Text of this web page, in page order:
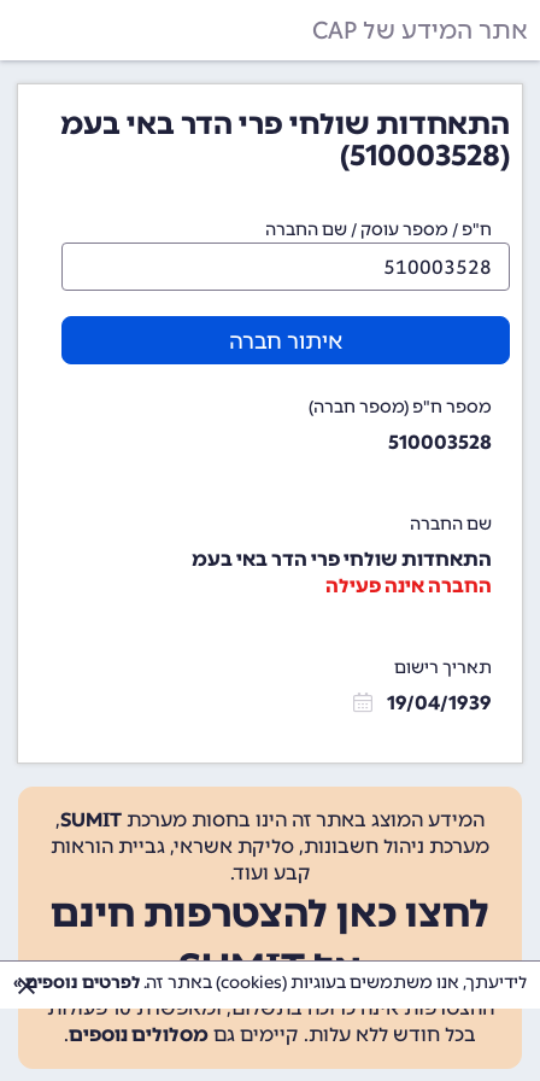
אתר המידע של CAP
התאחדות שולחי פרי הדר באי בעמ
(510003528)
ח"פ / מספר עוסק / שם החברה
איתור חברה
מספר ח"פ (מספר חברה)
510003528
שם החברה
התאחדות שולחי פרי הדר באי בעמ
החברה אינה פעילה
תאריך רישום
19/04/1939
המידע המוצג באתר זה הינו בחסות מערכת SUMIT
,
מערכת ניהול חשבונות, סליקת אשראי, גביית הוראות
קבע ועוד.
לחצו כאן להצטרפות חינם
אל SUMIT
ההצטרפות אינה כרוכה בתשלום, ומאפשרת 10 פעולות
בכל חודש ללא עלות. קיימים גם מסלולים נוספים.
לידיעתך, אנו משתמשים בעוגיות (cookies) באתר זה. לפרטים נוספים »